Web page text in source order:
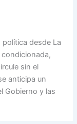
desde La
condicionada,
sin el
anticipa un
Gobierno y las